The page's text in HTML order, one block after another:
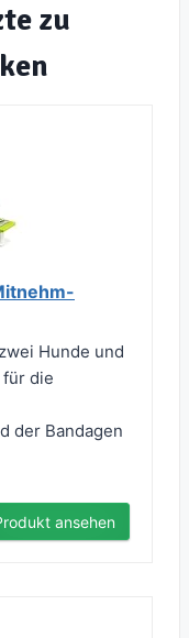
zu
Hunde und
für die
der Bandagen
ansehen